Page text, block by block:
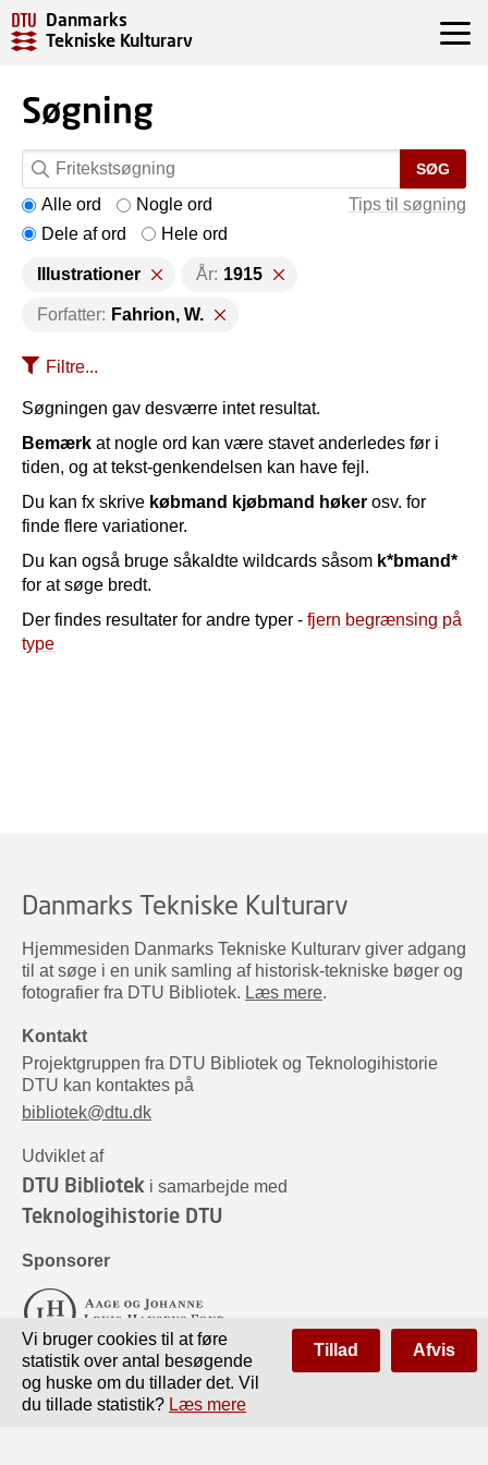
Danmarks
Tekniske Kulturarv
Søgning
SØG
Tips til søgning
Alle ord
Nogle ord
Dele af ord
Hele ord
Illustrationer År: 1915
Forfatter: Fahrion, W.
Filtre...
Søgningen gav desværre intet resultat.
Bemærk at nogle ord kan være stavet anderledes før i
tiden, og at tekst-genkendelsen kan have fejl.
Du kan fx skrive købmand kjøbmand høker osv. for
finde flere variationer.
Du kan også bruge såkaldte wildcards såsom k*bmand*
for at søge bredt.
Der findes resultater for andre typer - fjern begrænsing på
type
Danmarks Tekniske Kulturarv
Hjemmesiden Danmarks Tekniske Kulturarv giver adgang
til at søge i en unik samling af historisk-tekniske bøger og
fotografier fra DTU Bibliotek. Læs mere.
Kontakt
Projektgruppen fra DTU Bibliotek og Teknologihistorie
DTU kan kontaktes på
bibliotek@dtu.dk
Udviklet af
DTU Bibliotek i samarbejde med
Teknologihistorie DTU
Sponsorer
Vi bruger cookies til at føre
statistik over antal besøgende
og huske om du tillader det. Vil
du tillade statistik? Læs mere
Tillad Afvis